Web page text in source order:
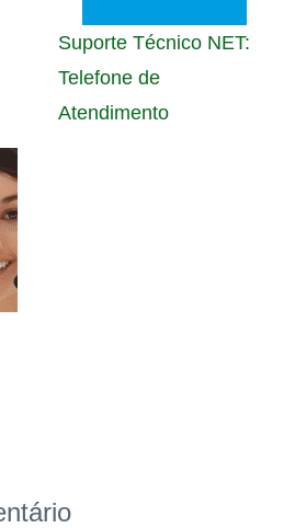
Suporte Técnico NET:
Telefone de
Atendimento